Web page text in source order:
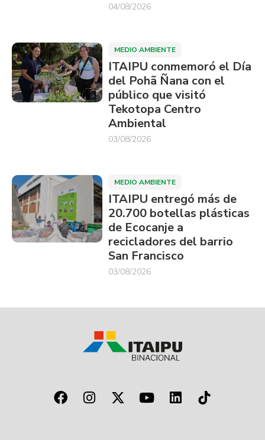
04/08/2026
MEDIO AMBIENTE
ITAIPU conmemoró el Día
del Pohã Ñana con el
público que visitó
Tekotopa Centro
Ambiental
03/08/2026
MEDIO AMBIENTE
ITAIPU entregó más de
20.700 botellas plásticas
de Ecocanje a
recicladores del barrio
San Francisco
03/08/2026